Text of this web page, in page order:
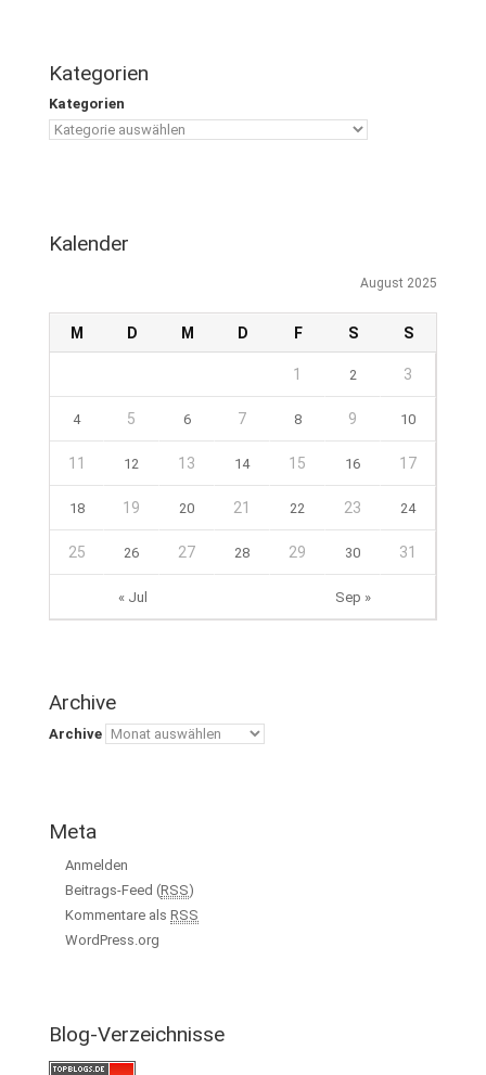
Kategorien
Kategorien
Kalender
August 2025
M D M D F S S
« Jul Sep »
1 2 3
4 5 6 7 8 9 10
11 12 13 14 15 16 17
18 19 20 21 22 23 24
25 26 27 28 29 30 31
Archive
Archive
Meta
Anmelden
Beitrags-Feed (RSS)
Kommentare als RSS
WordPress.org
Blog-Verzeichnisse